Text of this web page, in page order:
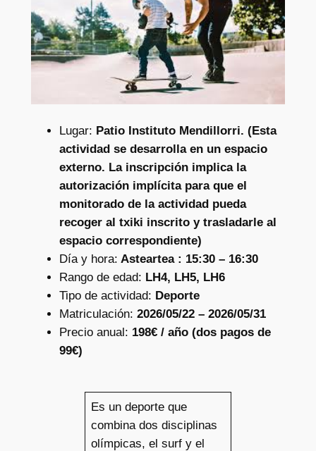
Lugar: Patio Instituto Mendillorri. (Esta
actividad se desarrolla en un espacio
externo. La inscripción implica la
autorización implícita para que el
monitorado de la actividad pueda
recoger al txiki inscrito y trasladarle al
espacio correspondiente)
Día y hora: Asteartea : 15:30 – 16:30
Rango de edad: LH4, LH5, LH6
Tipo de actividad: Deporte
Matriculación: 2026/05/22 – 2026/05/31
Precio anual: 198€ / año (dos pagos de
99€)
Es un deporte que
combina dos disciplinas
olímpicas, el surf y el